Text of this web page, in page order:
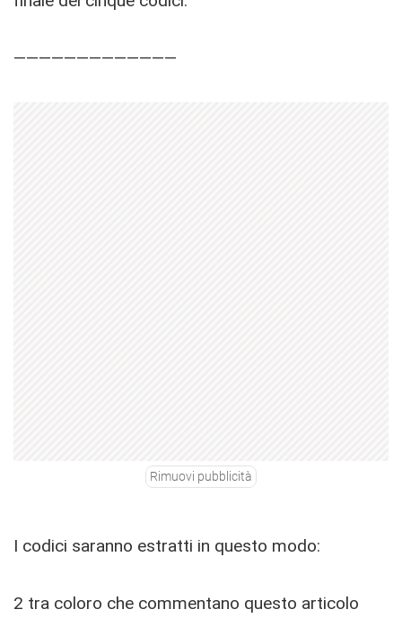
—————————————
Rimuovi pubblicità
I codici saranno estratti in questo modo:
2 tra coloro che commentano questo articolo